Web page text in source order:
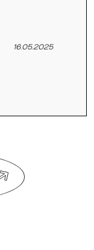
16.05.2025